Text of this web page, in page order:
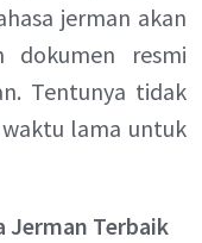
jerman akan
dokumen resmi
Tentunya tidak
lama untuk
Jerman Terbaik